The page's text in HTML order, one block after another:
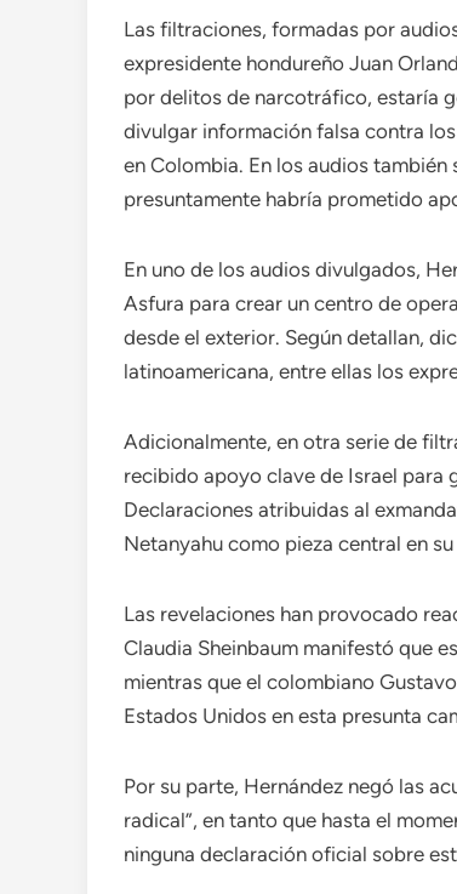
Las filtraciones, formadas por
expresidente hondureño Juan
por delitos de narcotráfico, estaría
divulgar información falsa contra
en Colombia. En los audios
presuntamente habría prometido
En uno de los audios divulgados,
Asfura para crear un centro de
desde el exterior. Según detallan,
latinoamericana, entre ellas los
Adicionalmente, en otra serie de
recibido apoyo clave de Israel para
Declaraciones atribuidas al
Netanyahu como pieza central en
Las revelaciones han provocado
Claudia Sheinbaum manifestó que
mientras que el colombiano
Estados Unidos en esta presunta
Por su parte, Hernández negó las
radical”, en tanto que hasta el
ninguna declaración oficial sobre